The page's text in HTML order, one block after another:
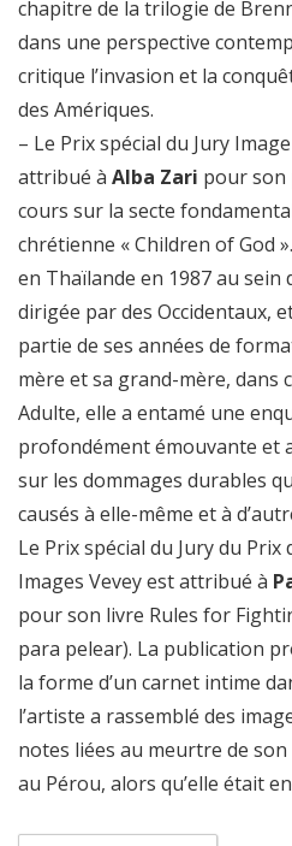
chapitre de la trilogie de
dans une perspective
critique l’invasion et la
des Amériques.
– Le Prix spécial du Jury
attribué à Alba Zari pour son
cours sur la secte
chrétienne « Children of God
en Thaïlande en 1987 au sein
dirigée par des Occidentaux,
partie de ses années de
mère et sa grand-mère, dans
Adulte, elle a entamé une
profondément émouvante et
sur les dommages durables
causés à elle-même et à
Le Prix spécial du Jury du Prix
Images Vevey est attribué à
pour son livre Rules for
para pelear). La publication
la forme d’un carnet intime
l’artiste a rassemblé des
notes liées au meurtre de son
au Pérou, alors qu’elle était